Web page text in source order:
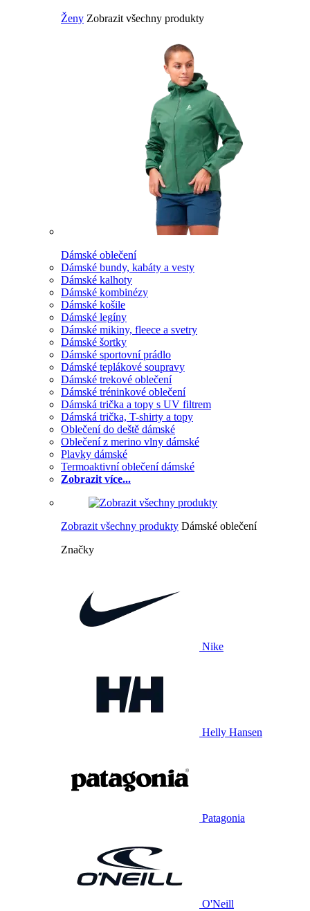
Ženy Zobrazit všechny produkty
Dámské oblečení
Dámské bundy, kabáty a vesty
Dámské kalhoty
Dámské kombinézy
Dámské košile
Dámské legíny
Dámské mikiny, fleece a svetry
Dámské šortky
Dámské sportovní prádlo
Dámské teplákové soupravy
Dámské trekové oblečení
Dámské tréninkové oblečení
Dámská trička a topy s UV filtrem
Dámská trička, T-shirty a topy
Oblečení do deště dámské
Oblečení z merino vlny dámské
Plavky dámské
Termoaktivní oblečení dámské
Zobrazit více...
Zobrazit všechny produkty Dámské oblečení
Značky
Nike
Helly Hansen
Patagonia
O'Neill